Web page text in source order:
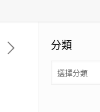
分類
類